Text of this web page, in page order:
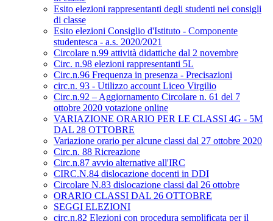
Esito elezioni rappresentanti degli studenti nei consigli
di classe
Esito elezioni Consiglio d'Istituto - Componente
studentesca - a.s. 2020/2021
Circolare n.99 attività didattiche dal 2 novembre
Circ. n.98 elezioni rappresentanti 5L
Circ.n.96 Frequenza in presenza - Precisazioni
circ.n. 93 - Utilizzo account Liceo Virgilio
Circ.n.92 – Aggiornamento Circolare n. 61 del 7
ottobre 2020 votazione online
VARIAZIONE ORARIO PER LE CLASSI 4G - 5M
DAL 28 OTTOBRE
Variazione orario per alcune classi dal 27 ottobre 2020
Circ.n. 88 Ricreazione
Circ.n.87 avvio alternative all'IRC
CIRC.N.84 dislocazione docenti in DDI
Circolare N.83 dislocazione classi dal 26 ottobre
ORARIO CLASSI DAL 26 OTTOBRE
SEGGI ELEZIONI
circ.n.82 Elezioni con procedura semplificata per il